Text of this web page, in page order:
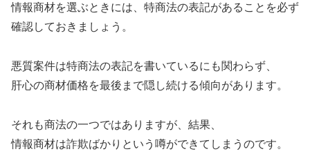
情報商材を選ぶときには、特商法の表記があることを必ず
確認しておきましょう。
悪質案件は特商法の表記を書いているにも関わらず、
肝心の商材価格を最後まで隠し続ける傾向があります。
それも商法の一つではありますが、結果、
情報商材は詐欺ばかりという噂ができてしまうのです。